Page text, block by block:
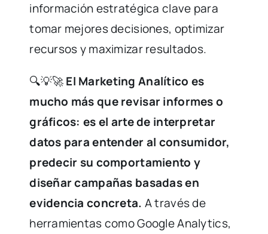
información estratégica clave para
tomar mejores decisiones, optimizar
recursos y maximizar resultados.
🔍💡🚀El Marketing Analítico es
mucho más que revisar informes o
gráficos: es el arte de interpretar
datos para entender al consumidor,
predecir su comportamiento y
diseñar campañas basadas en
evidencia concreta. A través de
herramientas como Google Analytics,